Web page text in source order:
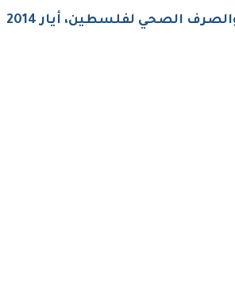
الصحي لفلسطين، أيار 2014